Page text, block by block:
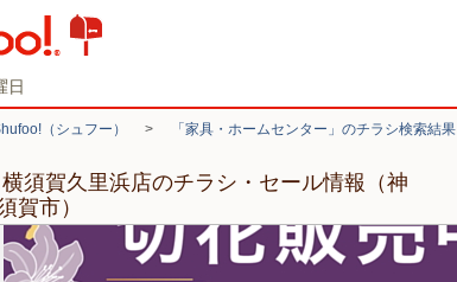
日
（シュフー） > 「家具・ホームセンター」のチラシ検索結果
須賀久里浜店のチラシ・セール情報（神
賀市）